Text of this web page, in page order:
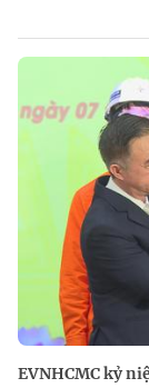
EVNHCMC kỷ